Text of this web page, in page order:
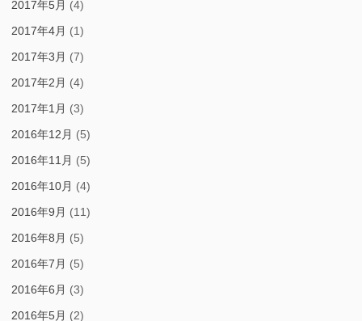
2017年5月 (4)
2017年4月 (1)
2017年3月 (7)
2017年2月 (4)
2017年1月 (3)
2016年12月 (5)
2016年11月 (5)
2016年10月 (4)
2016年9月 (11)
2016年8月 (5)
2016年7月 (5)
2016年6月 (3)
2016年5月 (2)